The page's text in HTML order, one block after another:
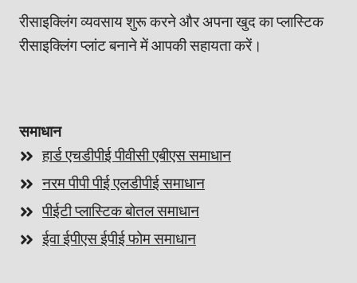
रीसाइक्लिंग व्यवसाय शुरू करने और अपना खुद का प्लास्टिक
रीसाइक्लिंग प्लांट बनाने में आपकी सहायता करें।
समाधान
हार्ड एचडीपीई पीवीसी एबीएस समाधान
नरम पीपी पीई एलडीपीई समाधान
पीईटी प्लास्टिक बोतल समाधान
ईवा ईपीएस ईपीई फोम समाधान